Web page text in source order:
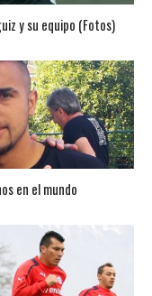
y su equipo (Fotos)
en el mundo